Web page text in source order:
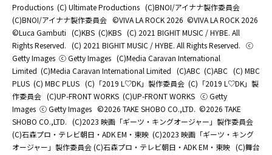
Productions (C) Ultimate Productions (C)BNOI/アイナナ製作委員会
(C)BNOI/アイナナ製作委員会 ©️VIVA LA ROCK 2026 ©️VIVA LA ROCK 2026
©Luca Gambuti (C)KBS (C)KBS (C) 2021 BIGHIT MUSIC / HYBE. All
Rights Reserved. (C) 2021 BIGHIT MUSIC / HYBE. All Rights Reserved. ⓒ
Getty Images ⓒ Getty Images (C)Media Caravan International
Limited (C)Media Caravan International Limited (C)ABC (C)ABC (C) MBC
PLUS (C) MBC PLUS (C)「2019 L♡DK」製作委員会 (C)「2019 L♡DK」製
作委員会 (C)UP-FRONT WORKS (C)UP-FRONT WORKS ⓒ Getty
Images ⓒ Getty Images ©2026 TAKE SHOBO CO.,LTD. ©2026 TAKE
SHOBO CO.,LTD. (C)2023 映画「ギーツ・キングオージャー」製作委員会
(C)石森プロ・テレビ朝日・ADK EM・東映 (C)2023 映画「ギーツ・キング
オージャー」製作委員会 (C)石森プロ・テレビ朝日・ADK EM・東映 (C)舞台